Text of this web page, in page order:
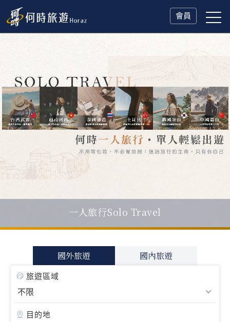
會員
父親節．限時特別企劃一人旅行Solo Travel
國外旅遊 國內旅遊
旅遊區域
目的地